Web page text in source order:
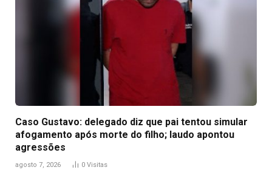
Caso Gustavo: delegado diz que pai tentou simular
afogamento após morte do filho; laudo apontou
agressões
agosto 7, 2026 0 Visitas